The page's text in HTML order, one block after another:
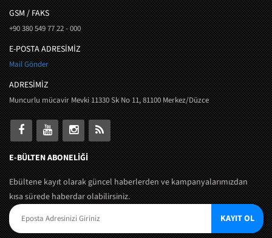
GSM / FAKS
+90 380 549 77 22 - 000
E-POSTA ADRESİMİZ
Mail Gönder
ADRESİMİZ
Muncurlu mücavir Mevki 11330 Sk No 11, 81100 Merkez/Düzce
E-BÜLTEN ABONELİĞİ
Ebültene kayıt olarak güncel haberlerden ve kampanyalarımızdan
kısa sürede haberdar olabilirsiniz.
KAYIT OL